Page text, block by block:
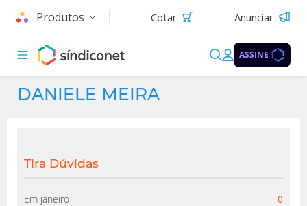
Produtos Cotar Anunciar
ASSINE
DANIELE MEIRA
Tira Dúvidas
Em janeiro 0